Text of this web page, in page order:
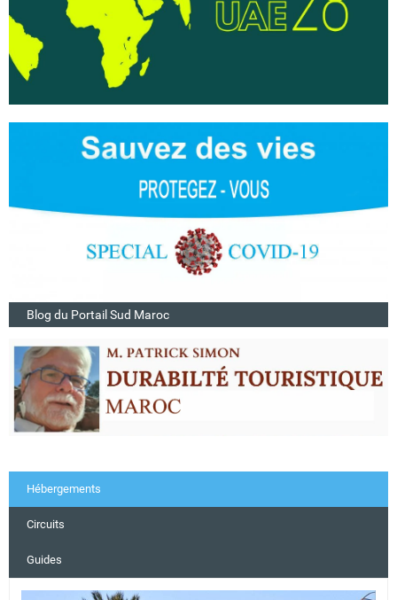
Blog du Portail Sud Maroc
Hébergements
Circuits
Guides